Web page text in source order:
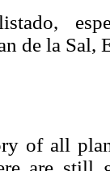
de la Sal,
of all